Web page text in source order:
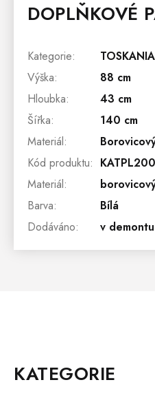
DOPLŇKOVÉ
Kategorie:
TOSKANIA
Výška:
88 cm
Hloubka:
43 cm
Šířka:
140 cm
Materiál:
Kód produktu:
Materiál:
Barva:
Bílá
Dodáváno: v demontu
KATEGORIE